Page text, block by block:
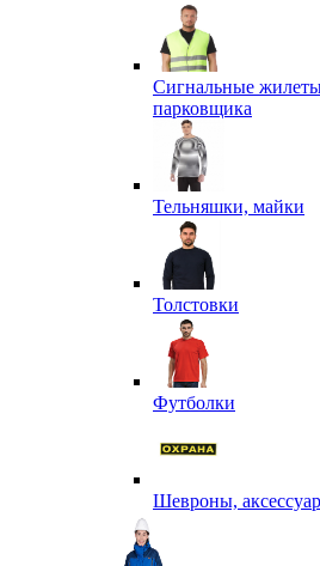
Сигнальные
парковщика
Тельняшки, майки
Толстовки
Футболки
Шевроны,